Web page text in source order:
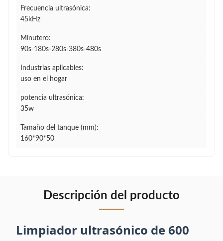
Frecuencia ultrasónica:
45kHz
Minutero:
90s-180s-280s-380s-480s
Industrias aplicables:
uso en el hogar
potencia ultrasónica:
35w
Tamaño del tanque (mm):
160*90*50
Descripción del producto
Limpiador ultrasónico de 600